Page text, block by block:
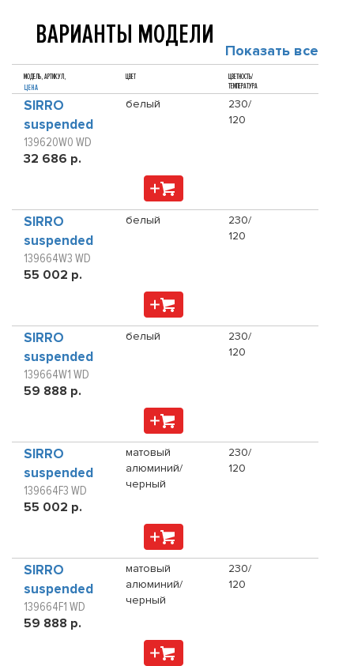
ВАРИАНТЫ МОДЕЛИ Показать все
МОДЕЛЬ, АРТИКУЛ,
ЦЕНА
ЦВЕТ
ЦВЕТНОСТЬ/
ТЕМПЕРАТУРА
SIRRO
suspended
139620W0 WD
32 686 р.
белый
230/
120
SIRRO
suspended
139664W3 WD
55 002 р.
белый
230/
120
SIRRO
suspended
139664W1 WD
59 888 р.
белый
230/
120
SIRRO
suspended
139664F3 WD
55 002 р.
матовый
алюминий/
черный
230/
120
SIRRO
suspended
139664F1 WD
59 888 р.
матовый
алюминий/
черный
230/
120